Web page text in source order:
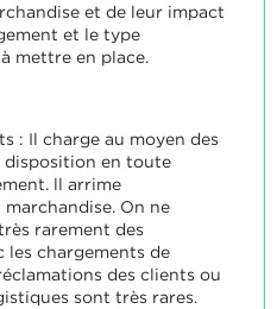
et de leur impact
et le type
mettre en place.
: Il charge au moyen des
disposition en toute
ll arrime
On ne
rarement des
les chargements de
des clients ou
sont très rares.